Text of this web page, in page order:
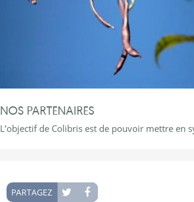
NOS PARTENAIRES
L’objectif de Colibris est de pouvoir mettre en
PARTAGEZ